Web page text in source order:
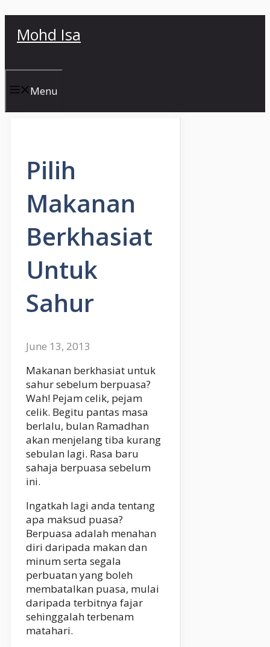
Mohd Isa
Menu
Pilih
Makanan
Berkhasiat
Untuk
Sahur
June 13, 2013
Makanan berkhasiat untuk
sahur sebelum berpuasa?
Wah! Pejam celik, pejam
celik. Begitu pantas masa
berlalu, bulan Ramadhan
akan menjelang tiba kurang
sebulan lagi. Rasa baru
sahaja berpuasa sebelum
ini.
Ingatkah lagi anda tentang
apa maksud puasa?
Berpuasa adalah menahan
diri daripada makan dan
minum serta segala
perbuatan yang boleh
membatalkan puasa, mulai
daripada terbitnya fajar
sehinggalah terbenam
matahari.